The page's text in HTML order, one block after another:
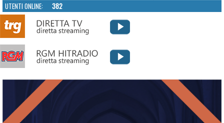
UTENTI ONLINE: 382